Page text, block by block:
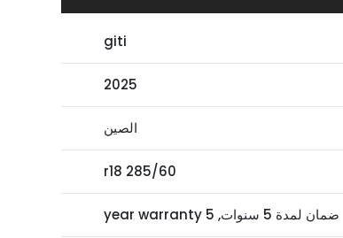
giti
2025
الصين
285/60 r18
ضمان لمدة 5 سنوات, 5 year warranty